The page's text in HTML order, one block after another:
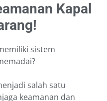
Kapal
sistem
salah satu
keamanan dan